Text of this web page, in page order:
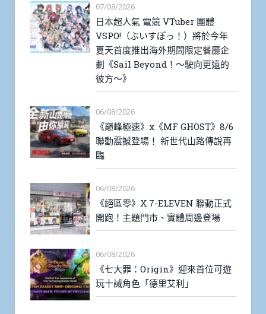
07/08/2026
日本超人氣 電競 VTuber 團體
VSPO!（ぶいすぽっ！）將於今年
夏天首度推出海外期間限定餐廳企
劃《Sail Beyond！～駛向更遠的
彼方～》
06/08/2026
《巔峰極速》x《MF GHOST》8/6
聯動震撼登場！ 新世代山路傳說再
臨
06/08/2026
《絕區零》X 7-ELEVEN 聯動正式
開跑！主題門市、實體周邊登場
06/08/2026
《七大罪：Origin》迎來首位可遊
玩十誡角色「德里艾利」